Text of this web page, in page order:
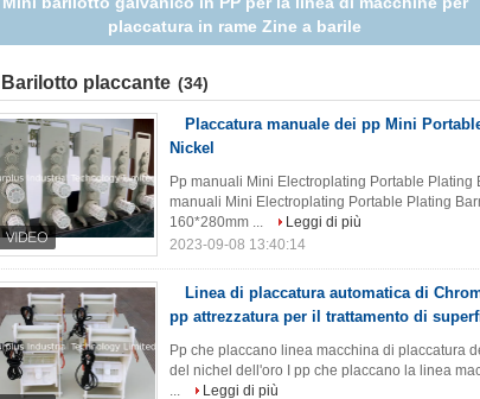
per piccolo serbatoio galvanico
Barilotto placcante (34)
Placcatura manuale dei pp Mini
Nickel
Pp manuali Mini Electroplating Portable
manuali Mini Electroplating Portable Plating
160*280mm ...
Leggi di più
2023-09-08 13:40:14
Linea di placcatura automatica di
pp attrezzatura per il trattamento di
Pp che placcano linea macchina di placcatura
del nichel dell'oro I pp che placcano la linea
...
Leggi di più